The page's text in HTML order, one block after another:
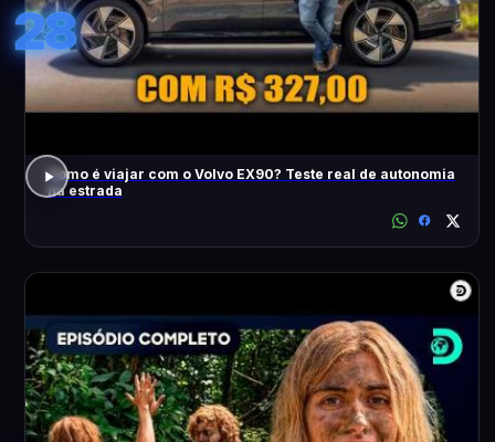
28
Como é viajar com o Volvo EX90? Teste real de autonomia
na estrada